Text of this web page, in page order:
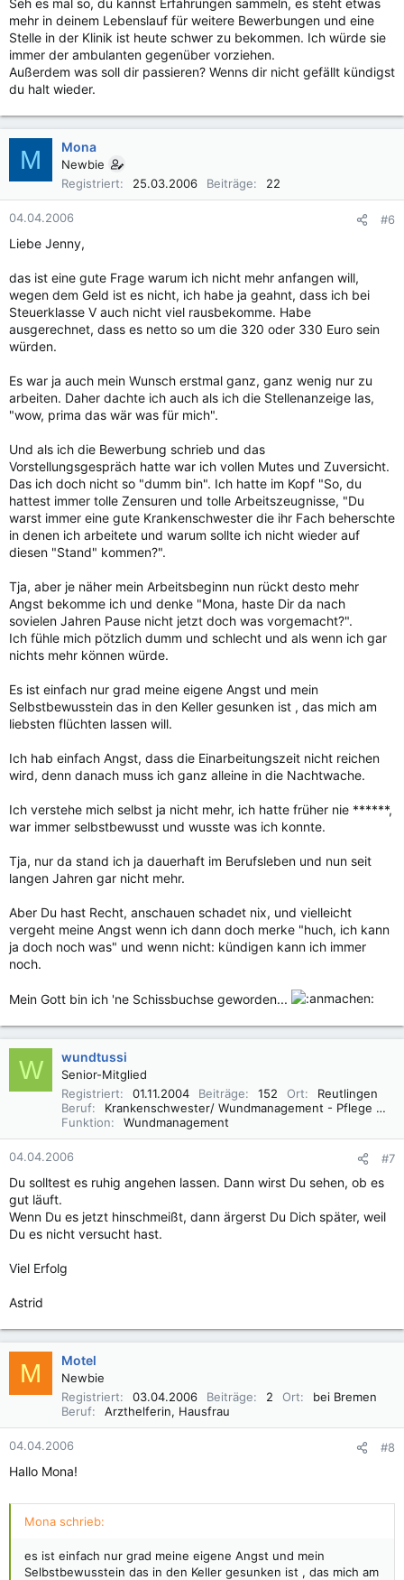
Seh es mal so, du kannst Erfahrungen sammeln, es steht etwas
mehr in deinem Lebenslauf für weitere Bewerbungen und eine
Stelle in der Klinik ist heute schwer zu bekommen. Ich würde sie
immer der ambulanten gegenüber vorziehen.
Außerdem was soll dir passieren? Wenns dir nicht gefällt kündigst
du halt wieder.
M Mona
Newbie
Registriert
25.03.2006 Beiträge 22
04.04.2006 #6
Liebe Jenny,
das ist eine gute Frage warum ich nicht mehr anfangen will,
wegen dem Geld ist es nicht, ich habe ja geahnt, dass ich bei
Steuerklasse V auch nicht viel rausbekomme. Habe
ausgerechnet, dass es netto so um die 320 oder 330 Euro sein
würden.
Es war ja auch mein Wunsch erstmal ganz, ganz wenig nur zu
arbeiten. Daher dachte ich auch als ich die Stellenanzeige las,
"wow, prima das wär was für mich".
Und als ich die Bewerbung schrieb und das
Vorstellungsgespräch hatte war ich vollen Mutes und Zuversicht.
Das ich doch nicht so "dumm bin". Ich hatte im Kopf "So, du
hattest immer tolle Zensuren und tolle Arbeitszeugnisse, "Du
warst immer eine gute Krankenschwester die ihr Fach beherschte
in denen ich arbeitete und warum sollte ich nicht wieder auf
diesen "Stand" kommen?".
Tja, aber je näher mein Arbeitsbeginn nun rückt desto mehr
Angst bekomme ich und denke "Mona, haste Dir da nach
sovielen Jahren Pause nicht jetzt doch was vorgemacht?".
Ich fühle mich pötzlich dumm und schlecht und als wenn ich gar
nichts mehr können würde.
Es ist einfach nur grad meine eigene Angst und mein
Selbstbewusstein das in den Keller gesunken ist , das mich am
liebsten flüchten lassen will.
Ich hab einfach Angst, dass die Einarbeitungszeit nicht reichen
wird, denn danach muss ich ganz alleine in die Nachtwache.
Ich verstehe mich selbst ja nicht mehr, ich hatte früher nie ******,
war immer selbstbewusst und wusste was ich konnte.
Tja, nur da stand ich ja dauerhaft im Berufsleben und nun seit
langen Jahren gar nicht mehr.
Aber Du hast Recht, anschauen schadet nix, und vielleicht
vergeht meine Angst wenn ich dann doch merke "huch, ich kann
ja doch noch was" und wenn nicht: kündigen kann ich immer
noch.
Mein Gott bin ich 'ne Schissbuchse geworden...
W wundtussi
Senior-Mitglied
Registriert
01.11.2004 Beiträge 152 Ort
Reutlingen
Beruf
Krankenschwester/ Wundmanagement - Pflege mit 50%-Freistellung, geprüfte Wundberaterin nach AWM
Funktion
Wundmanagement
04.04.2006 #7
Du solltest es ruhig angehen lassen. Dann wirst Du sehen, ob es
gut läuft.
Wenn Du es jetzt hinschmeißt, dann ärgerst Du Dich später, weil
Du es nicht versucht hast.
Viel Erfolg
Astrid
M Motel
Newbie
Registriert
03.04.2006 Beiträge 2 Ort
bei Bremen
Beruf
Arzthelferin, Hausfrau
04.04.2006 #8
Hallo Mona!
Mona schrieb:
es ist einfach nur grad meine eigene Angst und mein
Selbstbewusstein das in den Keller gesunken ist , das mich am